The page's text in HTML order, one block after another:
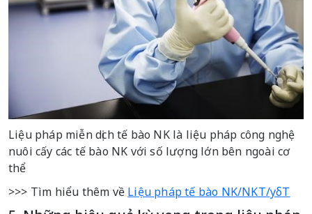
Liệu pháp miễn dịch tế bào NK là liệu pháp công nghệ
nuôi cấy các tế bào NK với số lượng lớn bên ngoài cơ
thể
>>> Tìm hiểu thêm về Liệu pháp tế bào NK/NKT/yδT